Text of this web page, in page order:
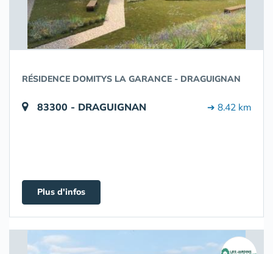
RÉSIDENCE DOMITYS LA GARANCE - DRAGUIGNAN
83300 - DRAGUIGNAN ➔ 8.42 km
Plus d'infos